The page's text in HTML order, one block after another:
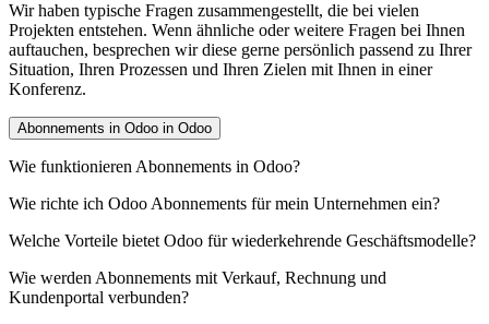
Wir haben typische Fragen zusammengestellt, die bei vielen
Projekten entstehen. Wenn ähnliche oder weitere Fragen bei Ihnen
auftauchen, besprechen wir diese gerne persönlich passend zu Ihrer
Situation, Ihren Prozessen und Ihren Zielen mit Ihnen in einer
Konferenz.
Abonnements in Odoo in Odoo
Wie funktionieren Abonnements in Odoo?
Wie richte ich Odoo Abonnements für mein Unternehmen ein?
Welche Vorteile bietet Odoo für wiederkehrende Geschäftsmodelle?
Wie werden Abonnements mit Verkauf, Rechnung und
Kundenportal verbunden?